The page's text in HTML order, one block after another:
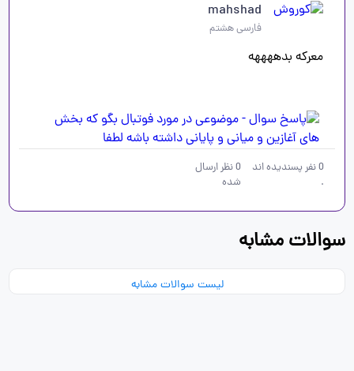
mahshad
فارسی هشتم
معرکه بدههههه
0نفر پسندیده اند
.
0نظر ارسال
شده
سوالات مشابه
لیست سوالات مشابه